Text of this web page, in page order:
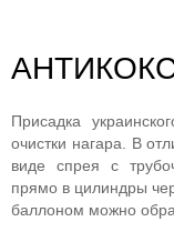
АНТИКОКС
Присадка
очистки нагара. В
виде спрея с
прямо в цилиндры
баллоном можно